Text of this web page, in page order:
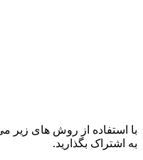
با استفاده از روش های زیر
به اشتراک بگذارید.